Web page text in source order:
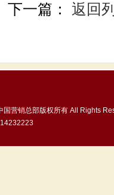
下一篇： 返回
营销总部版权所有 All Rights